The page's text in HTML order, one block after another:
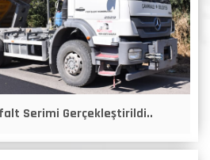
Serimi Gerçekleştirildi..